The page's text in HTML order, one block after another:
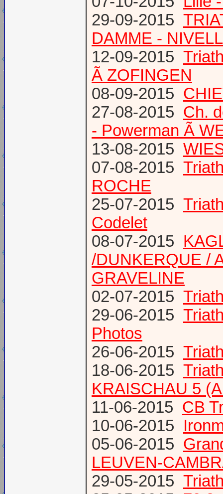
29-09-2015
DAMME -
12-09-2015
Ã ZOFINGEN
08-09-2015
27-08-2015 Ch.
- Powerman Ã
13-08-2015
07-08-2015
ROCHE
25-07-2015
Codelet
08-07-2015
/DUNKERQUE /
GRAVELINE
02-07-2015
29-06-2015
Photos
26-06-2015
18-06-2015
KRAISCHAU 5
11-06-2015 CB
10-06-2015
05-06-2015
LEUVEN-
29-05-2015